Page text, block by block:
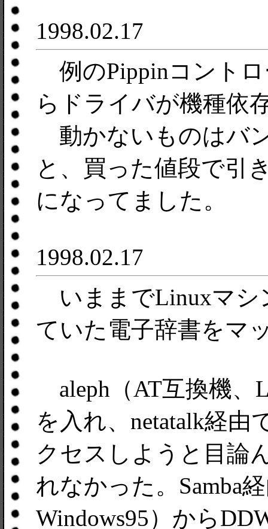
1998.02.17
例のPippinコント
らドライバが機種依
動かないものはバ
と、買った値段で引
になってました。
1998.02.17
いままでLinuxマシ
ていた電子辞書をマ
aleph（AT互換機、
を入れ、netatalk経由
クセスしようと目論
れなかった。Samba
Windows95）から